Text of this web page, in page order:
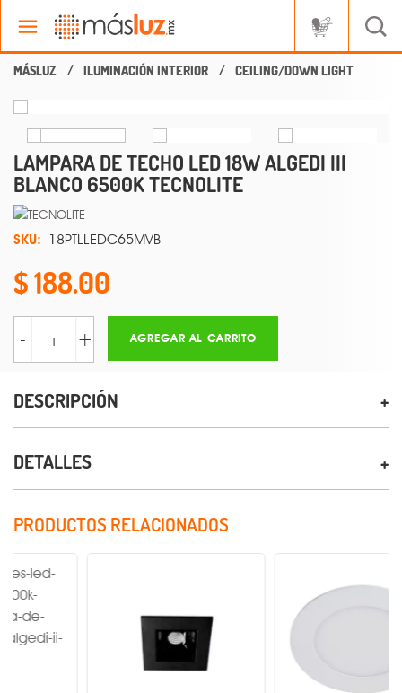
ILUMINACIÓN INTERIOR CEILING/DOWN LIGHT
LAMPARA DE TECHO LED 18W ALGEDI III
BLANCO 6500K TECNOLITE
SKU: 18PTLLEDC65MVB
188.00
- + AGREGAR AL CARRITO
DESCRIPCIÓN
DETALLES
PRODUCTOS RELACIONADOS